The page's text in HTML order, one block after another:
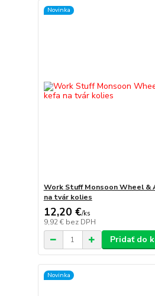
Novinka
Work Stuff Monsoon Wheel &
na tvár kolies
12,20 €/ks
9,92 € bez DPH
Pridať do
Novinka